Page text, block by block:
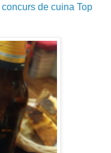
concurs de cuina Top